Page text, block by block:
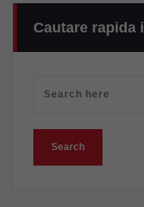
Cautare rapida